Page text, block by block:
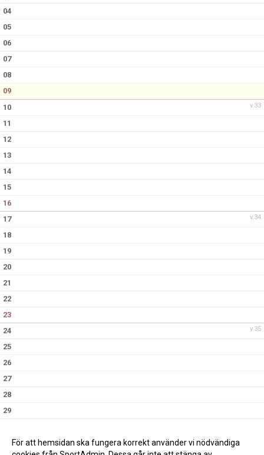
04
05
06
07
08
09
v.33
10
11
12
13
14
15
16
v.34
17
18
19
20
21
22
23
v.35
24
25
26
27
28
29
För att hemsidan ska fungera korrekt använder vi nödvändiga